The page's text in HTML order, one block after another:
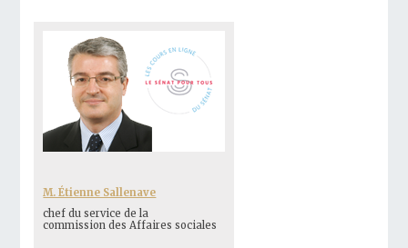
M. Étienne Sallenave
chef du service de la
commission des Affaires sociales